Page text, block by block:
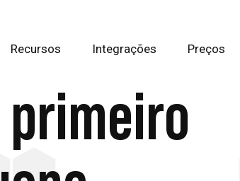
Recursos Integrações Preços
primeiro